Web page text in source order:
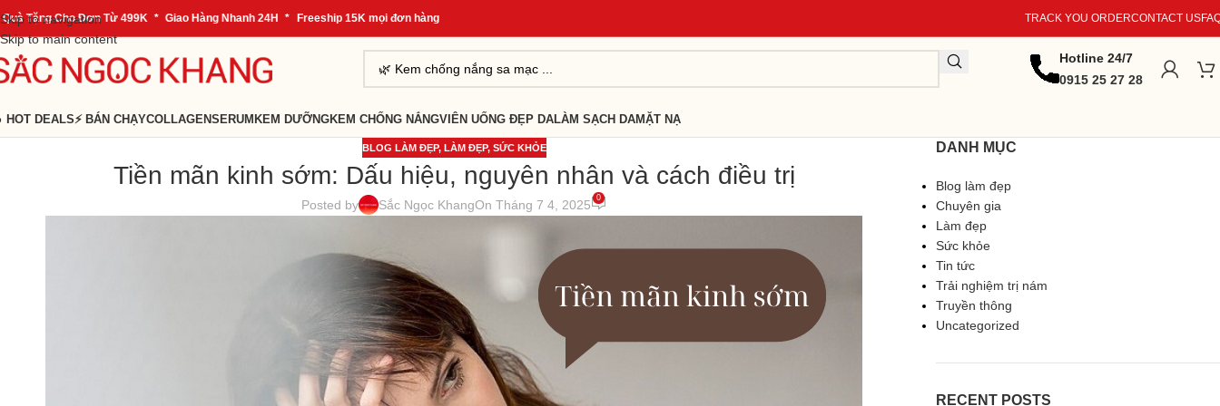
Skip to navigation
Skip to main content
Cho Đơn Từ 499K * Giao Hàng Nhanh 24H * Freeship 15K mọi đơn hàng * Quà Tặng Cho Đơn Từ 499K TRACK YOU ORDERCONTACT US
Hotline 24/7
0915 25 27 28
HOT DEALS⚡ BÁN CHẠYCOLLAGENSERUMKEM DƯỠNGKEM CHỐNG NẮNGVIÊN UỐNG ĐẸP DALÀM SẠCH DAMẶT NẠ
BLOG LÀM ĐẸP, LÀM ĐẸP, SỨC KHỎE
Tiền mãn kinh sớm: Dấu hiệu, nguyên nhân và cách điều trị
Posted by Sắc Ngọc KhangOn Tháng 7 4, 2025 0
DANH MỤC
Blog làm đẹp
Chuyên gia
Làm đẹp
Sức khỏe
Tin tức
Trải nghiệm trị nám
Truyền thông
Uncategorized
RECENT POSTS